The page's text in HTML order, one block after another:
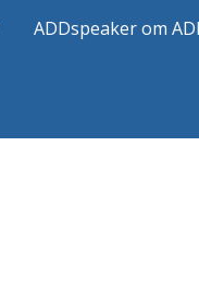
ADDspeaker om